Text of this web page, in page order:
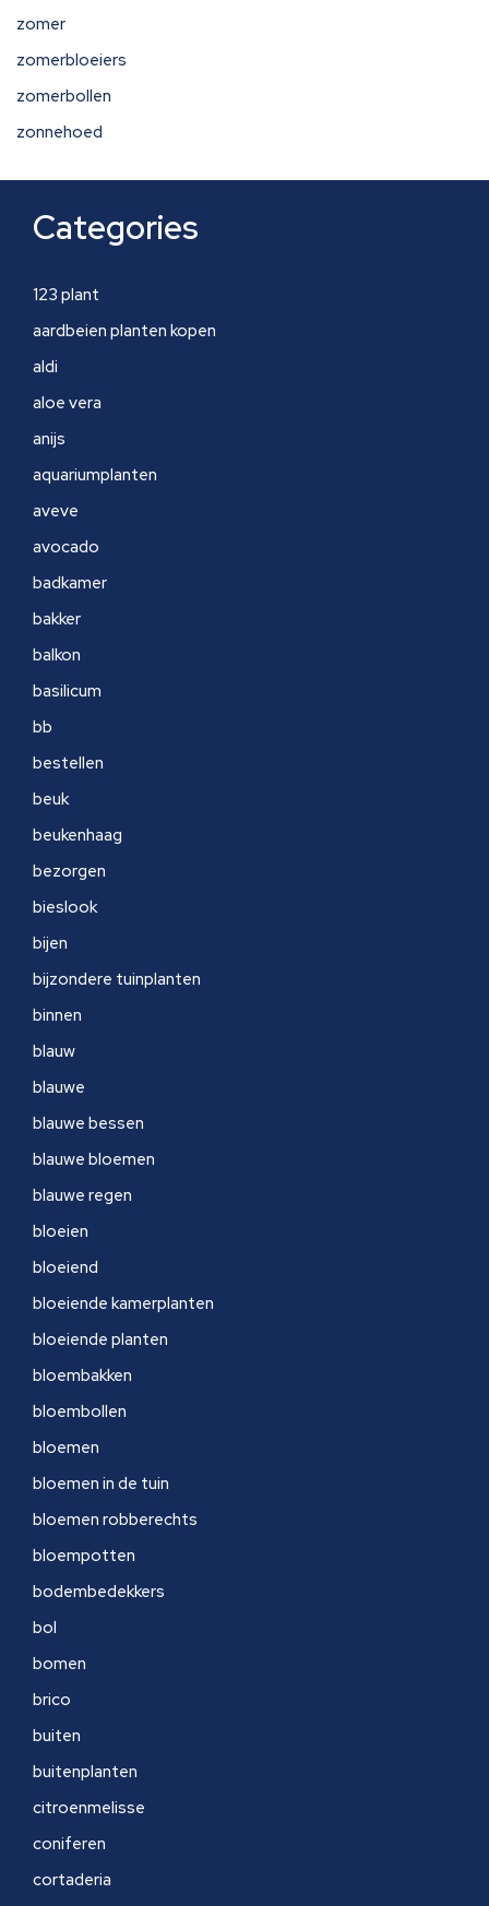
zomer
zomerbloeiers
zomerbollen
zonnehoed
Categories
123 plant
aardbeien planten kopen
aldi
aloe vera
anijs
aquariumplanten
aveve
avocado
badkamer
bakker
balkon
basilicum
bb
bestellen
beuk
beukenhaag
bezorgen
bieslook
bijen
bijzondere tuinplanten
binnen
blauw
blauwe
blauwe bessen
blauwe bloemen
blauwe regen
bloeien
bloeiend
bloeiende kamerplanten
bloeiende planten
bloembakken
bloembollen
bloemen
bloemen in de tuin
bloemen robberechts
bloempotten
bodembedekkers
bol
bomen
brico
buiten
buitenplanten
citroenmelisse
coniferen
cortaderia